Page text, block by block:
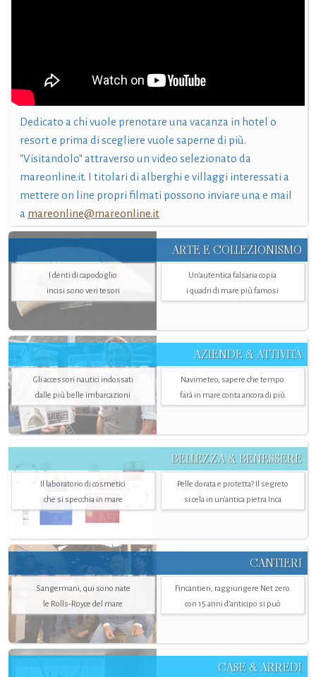
Dedicato a chi vuole prenotare una vacanza in hotel o
resort e prima di scegliere vuole saperne di più.
"Visitandolo" attraverso un video selezionato da
mareonline.it. I titolari di alberghi e villaggi interessati a
mettere on line propri filmati possono inviare una e mail
a mareonline@mareonline.it
ARTE E COLLEZIONISMO
I denti di capodoglio
incisi sono veri tesori
Un’autentica falsaria copia
i quadri di mare più famosi
AZIENDE & ATTIVITÀ
Gli accessori nautici indossati
dalle più belle imbarcazioni
Navimeteo, sapere che tempo
farà in mare conta ancora di più
BELLEZZA & BENESSERE
Il laboratorio di cosmetici
che si specchia in mare
Pelle dorata e protetta? Il segreto
si cela in un’antica pietra Inca
CANTIERI
Sangermani, qui sono nate
le Rolls-Royce del mare
Fincantieri, raggiungere Net zero
con 15 anni d'anticipo si può
CASE & ARREDI